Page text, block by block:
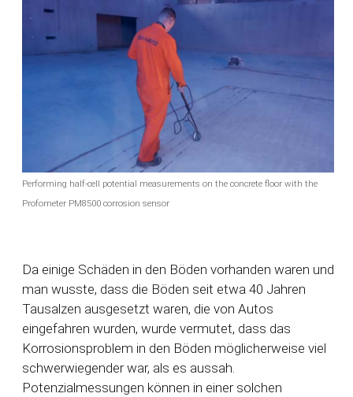
Performing half-cell potential measurements on the concrete floor with the
Profometer PM8500 corrosion sensor
Da einige Schäden in den Böden vorhanden waren und
man wusste, dass die Böden seit etwa 40 Jahren
Tausalzen ausgesetzt waren, die von Autos
eingefahren wurden, wurde vermutet, dass das
Korrosionsproblem in den Böden möglicherweise viel
schwerwiegender war, als es aussah.
Potenzialmessungen können in einer solchen